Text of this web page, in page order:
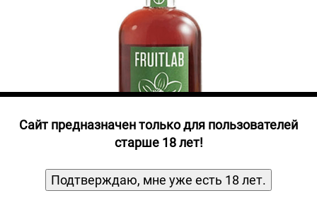
Cайт предназначен только для пользователей
старше 18 лет!
Подтверждаю, мне уже есть 18 лет.